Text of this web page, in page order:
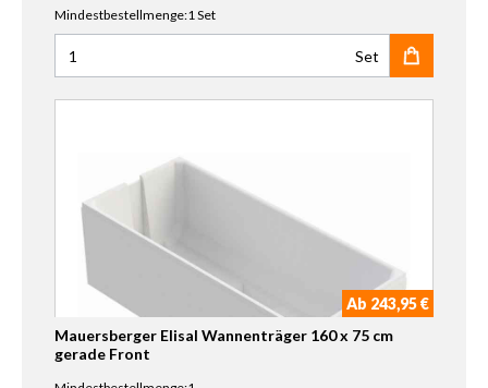
Mindestbestellmenge:1 Set
Anzahl für Badewannen Fuß für Acryl Badewannen
Set
Ab 243,95 €
Mauersberger Elisal Wannenträger 160 x 75 cm
gerade Front